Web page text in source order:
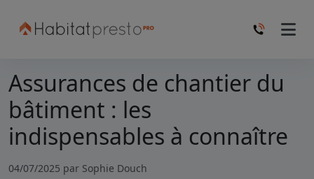
Assurances de chantier du
bâtiment : les
indispensables à connaître
04/07/2025 par Sophie Douch